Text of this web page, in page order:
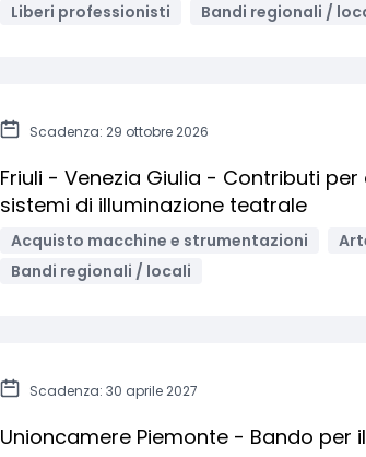
Liberi professionisti
Bandi regionali /
Scadenza: 29 ottobre 2026
Friuli - Venezia Giulia - Contributi
sistemi di illuminazione teatrale
Acquisto macchine e strumentazioni
Bandi regionali / locali
Scadenza: 30 aprile 2027
Unioncamere Piemonte - Bando